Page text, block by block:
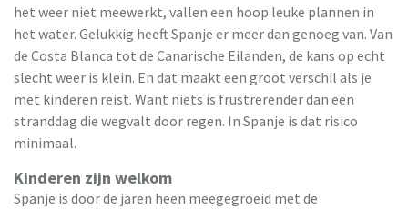
het weer niet meewerkt, vallen een hoop leuke plannen in
het water. Gelukkig heeft Spanje er meer dan genoeg van. Van
de Costa Blanca tot de Canarische Eilanden, de kans op echt
slecht weer is klein. En dat maakt een groot verschil als je
met kinderen reist. Want niets is frustrerender dan een
stranddag die wegvalt door regen. In Spanje is dat risico
minimaal.
Kinderen zijn welkom
Spanje is door de jaren heen meegegroeid met de